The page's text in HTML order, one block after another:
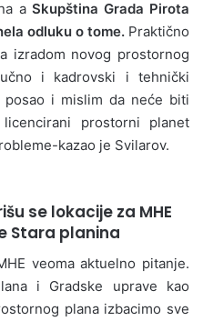
a Skupština Grada Pirota
odluku o tome. Praktično
izradom novog prostornog
i kadrovski i tehnički
posao i mislim da neće biti
prostorni planet
kazao je Svilarov.
se lokacije za MHE
Stara planina
veoma aktuelno pitanje.
i Gradske uprave kao
plana izbacimo sve